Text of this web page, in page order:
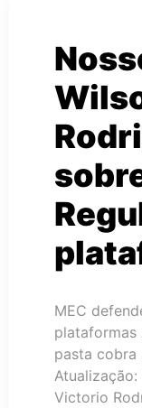
MEC
plataformas
pasta cobra
Victorio